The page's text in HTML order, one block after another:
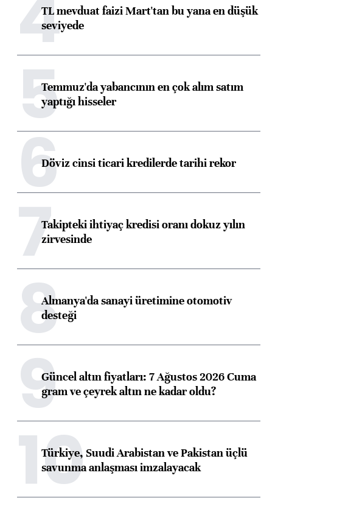
4TL mevduat faizi Mart'tan bu yana en düşük
seviyede
5Temmuz'da yabancının en çok alım satım
yaptığı hisseler
6Döviz cinsi ticari kredilerde tarihi rekor
7Takipteki ihtiyaç kredisi oranı dokuz yılın
zirvesinde
8Almanya'da sanayi üretimine otomotiv
desteği
9Güncel altın fiyatları: 7 Ağustos 2026 Cuma
gram ve çeyrek altın ne kadar oldu?
10
Türkiye, Suudi Arabistan ve Pakistan üçlü
savunma anlaşması imzalayacak